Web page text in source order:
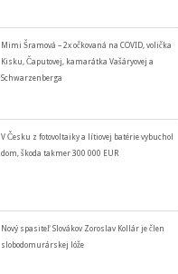
Mimi Šramová – 2x očkovaná na COVID, volička
Kisku, Čaputovej, kamarátka Vašáryovej a
Schwarzenberga
V Česku z fotovoltaiky a lítiovej batérie vybuchol
dom, škoda takmer 300 000 EUR
Nový spasiteľ Slovákov Zoroslav Kollár je člen
slobodomurárskej lóže